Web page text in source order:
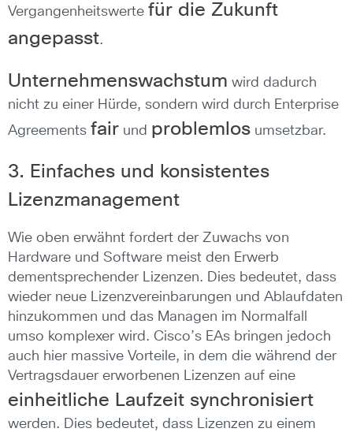
Vergangenheitswerte für die Zukunft
angepasst.
Unternehmenswachstum wird dadurch
nicht zu einer Hürde, sondern wird durch Enterprise
Agreements fair und problemlos umsetzbar.
3. Einfaches und konsistentes
Lizenzmanagement
Wie oben erwähnt fordert der Zuwachs von
Hardware und Software meist den Erwerb
dementsprechender Lizenzen. Dies bedeutet, dass
wieder neue Lizenzvereinbarungen und Ablaufdaten
hinzukommen und das Managen im Normalfall
umso komplexer wird. Cisco’s EAs bringen jedoch
auch hier massive Vorteile, in dem die während der
Vertragsdauer erworbenen Lizenzen auf eine
einheitliche Laufzeit synchronisiert
werden. Dies bedeutet, dass Lizenzen zu einem